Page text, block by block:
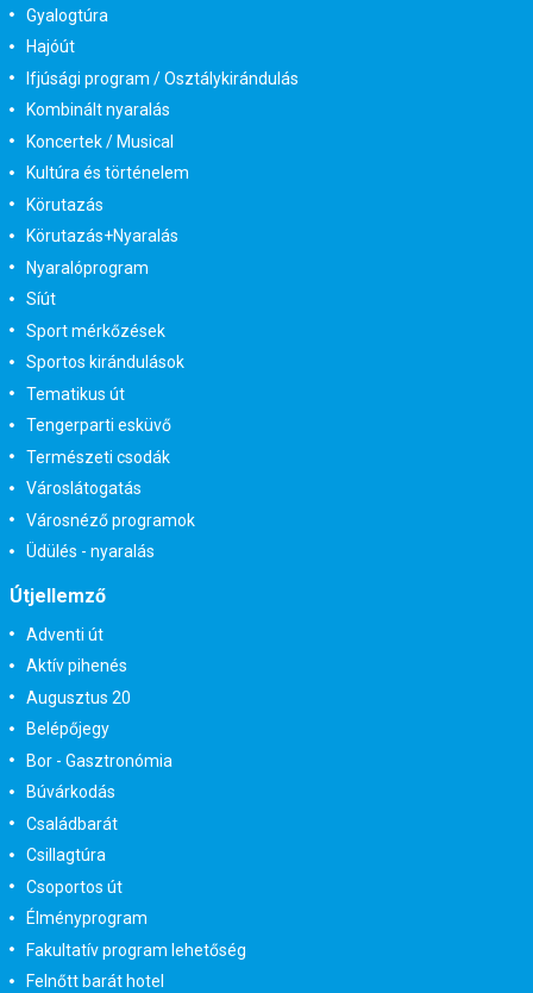
Gyalogtúra
Hajóút
Ifjúsági program / Osztálykirándulás
Kombinált nyaralás
Koncertek / Musical
Kultúra és történelem
Körutazás
Körutazás+Nyaralás
Nyaralóprogram
Síút
Sport mérkőzések
Sportos kirándulások
Tematikus út
Tengerparti esküvő
Természeti csodák
Városlátogatás
Városnéző programok
Üdülés - nyaralás
Útjellemző
Adventi út
Aktív pihenés
Augusztus 20
Belépőjegy
Bor - Gasztronómia
Búvárkodás
Családbarát
Csillagtúra
Csoportos út
Élményprogram
Fakultatív program lehetőség
Felnőtt barát hotel